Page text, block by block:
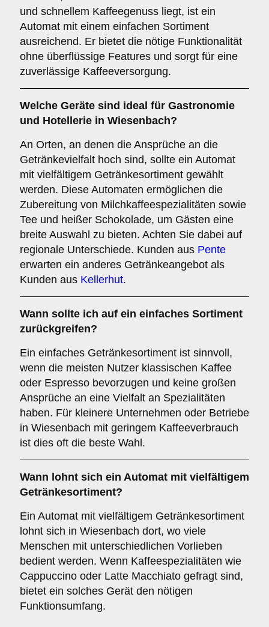
und schnellem Kaffeegenuss liegt, ist ein
Automat mit einem einfachen Sortiment
ausreichend. Er bietet die nötige Funktionalität
ohne überflüssige Features und sorgt für eine
zuverlässige Kaffeeversorgung.
Welche Geräte sind ideal für Gastronomie
und Hotellerie in Wiesenbach?
An Orten, an denen die Ansprüche an die
Getränkevielfalt hoch sind, sollte ein Automat
mit vielfältigem Getränkesortiment gewählt
werden. Diese Automaten ermöglichen die
Zubereitung von Milchkaffeespezialitäten sowie
Tee und heißer Schokolade, um Gästen eine
breite Auswahl zu bieten. Achten Sie dabei auf
regionale Unterschiede. Kunden aus Pente
erwarten ein anderes Getränkeangebot als
Kunden aus Kellerhut.
Wann sollte ich auf ein einfaches Sortiment
zurückgreifen?
Ein einfaches Getränkesortiment ist sinnvoll,
wenn die meisten Nutzer klassischen Kaffee
oder Espresso bevorzugen und keine großen
Ansprüche an eine Vielfalt an Spezialitäten
haben. Für kleinere Unternehmen oder Betriebe
in Wiesenbach mit geringem Kaffeeverbrauch
ist dies oft die beste Wahl.
Wann lohnt sich ein Automat mit vielfältigem
Getränkesortiment?
Ein Automat mit vielfältigem Getränkesortiment
lohnt sich in Wiesenbach dort, wo viele
Menschen mit unterschiedlichen Vorlieben
bedient werden. Wenn Kaffeespezialitäten wie
Cappuccino oder Latte Macchiato gefragt sind,
bietet ein solches Gerät den nötigen
Funktionsumfang.